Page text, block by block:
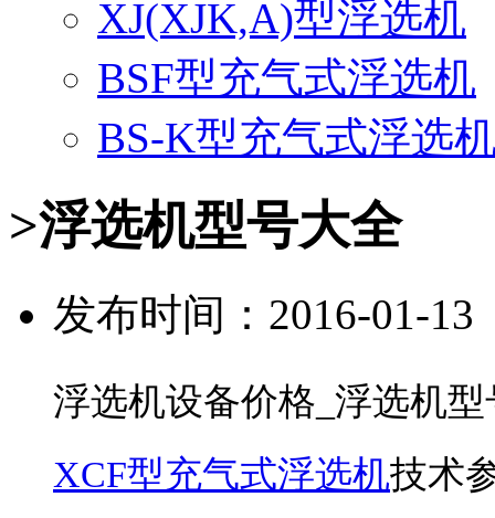
XJ(XJK,A)型浮选机
BSF型充气式浮选机
BS-K型充气式浮选
>浮选机型号大全
发布时间：2016-01-13
浮选机设备价格_浮选机型
XCF型充气式浮选机技术